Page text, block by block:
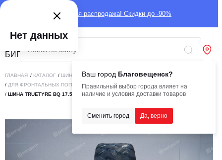
Глобальная распродажа! Скидки до -90%
Ваш город Благовещенск?
Правильный выбор города влияет на
наличие и условия доставки товаров
Сменить город Да, верно
ГЛАВНАЯ / КАТАЛОГ / ШИНЫ
ИНДУСТРИАЛЬНЫЕ
/ ДЛЯ ФРОНТАЛЬНЫХ ПОГРУЗЧИКОВ
/ ШИНА TRUETYRE BQ 17.5-25 E3E (ПРЕРЫВИСТАЯ ВОЛНА) TT 28PR
Нет данных